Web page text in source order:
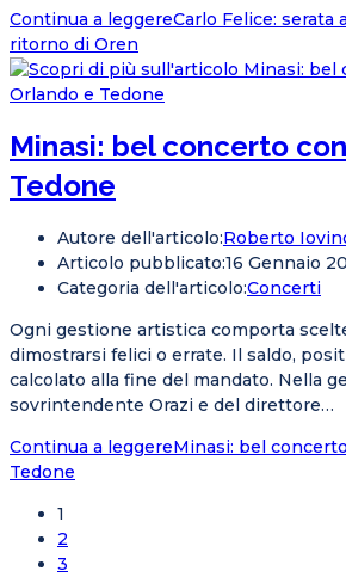
Continua a leggereCarlo Felice: serata
ritorno di Oren
Minasi: bel concerto
Tedone
Autore dell'articolo:Roberto
Articolo pubblicato:16 Gennaio
Categoria dell'articolo:Concerti
Ogni gestione artistica comporta
dimostrarsi felici o errate. Il saldo,
calcolato alla fine del mandato. Nella
sovrintendente Orazi e del direttore…
Continua a leggereMinasi: bel
Tedone
1
2
3